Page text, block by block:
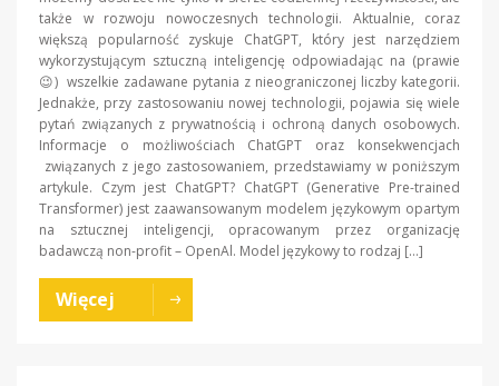
także w rozwoju nowoczesnych technologii. Aktualnie, coraz
większą popularność zyskuje ChatGPT, który jest narzędziem
wykorzystującym sztuczną inteligencję odpowiadając na (prawie
😉) wszelkie zadawane pytania z nieograniczonej liczby kategorii.
Jednakże, przy zastosowaniu nowej technologii, pojawia się wiele
pytań związanych z prywatnością i ochroną danych osobowych.
Informacje o możliwościach ChatGPT oraz konsekwencjach
związanych z jego zastosowaniem, przedstawiamy w poniższym
artykule. Czym jest ChatGPT? ChatGPT (Generative Pre-trained
Transformer) jest zaawansowanym modelem językowym opartym
na sztucznej inteligencji, opracowanym przez organizację
badawczą non-profit – OpenAl. Model językowy to rodzaj […]
Więcej